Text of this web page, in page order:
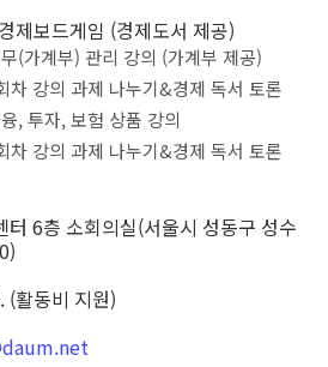
제보드게임 (경제도서 제공)
(가계부) 관리 강의 (가계부 제공)
강의 과제 나누기&경제 독서 토론
, 투자, 보험 상품 강의
강의 과제 나누기&경제 독서 토론
터 6층 소회의실(서울시 성동구 성수
(활동비 지원)